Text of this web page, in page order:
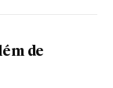
de